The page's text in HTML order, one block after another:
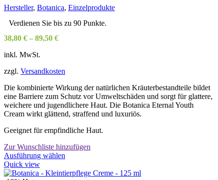
Hersteller, Botanica, Einzelprodukte
Verdienen Sie bis zu 90 Punkte.
38,80 € – 89,50 €
inkl. MwSt.
zzgl. Versandkosten
Die kombinierte Wirkung der natürlichen Kräuterbestandteile bildet
eine Barriere zum Schutz vor Umweltschäden und sorgt für glattere,
weichere und jugendlichere Haut. Die Botanica Eternal Youth
Cream wirkt glättend, straffend und luxuriös.
Geeignet für empfindliche Haut.
Zur Wunschliste hinzufügen
Ausführung wählen
weist
Quick view